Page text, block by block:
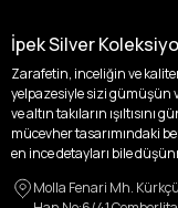
İpek Silver
Zarafetin, inceliğin ve
yelpazesiyle sizi gümüşün
ve altın takıların ışıltısını
mücevher tasarımındaki
en ince detayları bile
özgünlüğünüzü ön plana
Molla Fenari Mh.